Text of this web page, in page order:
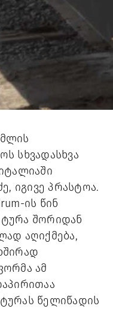
სხვადასხვა
იგივე პრასტოა.
ის წინ
შორიდან
აღიქმება,
ამ
წელიწადის